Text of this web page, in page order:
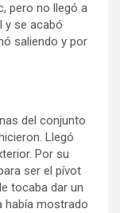
pero no llegó a
y se acabó
saliendo y por
del conjunto
Llegó
Por su
ser el pívot
tocaba dar un
había mostrado